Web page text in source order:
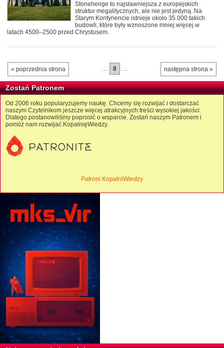
Stonehenge to najsławniejsza z europejskich
struktur megalitycznych, ale nie jest jedyną. Na
Starym Kontynencie istnieje około 35 000 takich
budowli, które były wznoszone mniej więcej w
latach 4500–2500 przed Chrystusem.
« poprzednia strona następna strona »
… 8 …
Zostań Patronem
Od 2006 roku popularyzujemy naukę. Chcemy się rozwijać i dostarczać
naszym Czytelnikom jeszcze więcej atrakcyjnych treści wysokiej jakości.
Dlatego postanowiliśmy poprosić o wsparcie. Zostań naszym Patronem i
pomóż nam rozwijać KopalnięWiedzy.
Patroni KopalniWiedzy